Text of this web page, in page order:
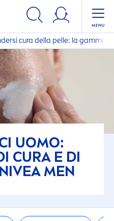
cura della pelle: la gamma
UOMO:
CURA E DI
NIVEA MEN